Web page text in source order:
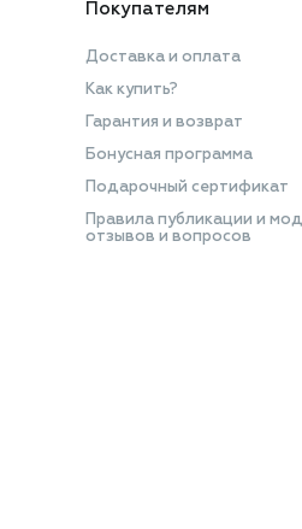
Покупателям
Доставка и оплата
Как купить?
Гарантия и возврат
Бонусная программа
Подарочный сертификат
Правила публикации и
отзывов и вопросов